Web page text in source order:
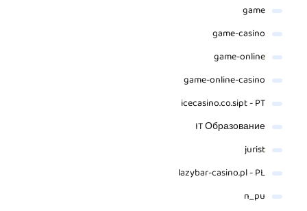
game
game-casino
game-online
game-online-casino
icecasino.co.sipt - PT
IT Образование
jurist
lazybar-casino.pl - PL
n_pu